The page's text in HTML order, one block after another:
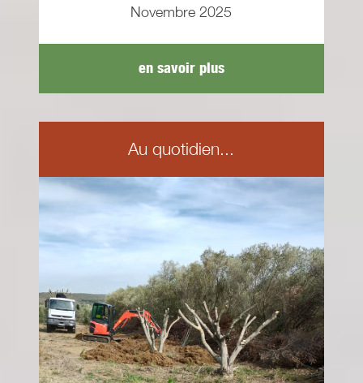
Novembre 2025
en savoir plus
Au quotidien...